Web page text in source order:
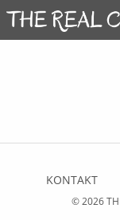
KONTAKT
© 2026